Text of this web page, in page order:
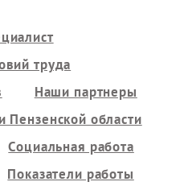
труда
Наши партнеры
Пензенской области
Социальная работа
Показатели работы